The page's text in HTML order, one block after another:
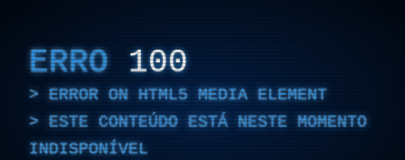
ERRO 100
ERROR ON HTML5 MEDIA ELEMENT
ESTE CONTEÚDO ESTÁ NESTE MOMENTO
INDISPONÍVEL